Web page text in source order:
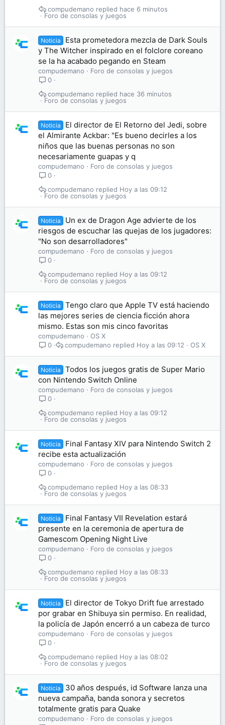
Foro de consolas y juegos
hace 6 minutos
compudemano
Noticia
Esta prometedora mezcla de Dark Souls
y The Witcher inspirado en el folclore coreano
se la ha acabado pegando en Steam
compudemano
Foro de consolas y juegos
0
Foro de consolas y juegos
hace 36 minutos
compudemano
Noticia
El director de El Retorno del Jedi, sobre
el Almirante Ackbar: "Es bueno decirles a los
niños que las buenas personas no son
necesariamente guapas y q
compudemano
Foro de consolas y juegos
0
Foro de consolas y juegos
Hoy a las 09:12
compudemano
Noticia
Un ex de Dragon Age advierte de los
riesgos de escuchar las quejas de los jugadores:
"No son desarrolladores"
compudemano
Foro de consolas y juegos
0
Foro de consolas y juegos
Hoy a las 09:12
compudemano
Noticia
Tengo claro que Apple TV está haciendo
las mejores series de ciencia ficción ahora
mismo. Estas son mis cinco favoritas
compudemano
OS X
0
OS X
Hoy a las 09:12
compudemano
Noticia
Todos los juegos gratis de Super Mario
con Nintendo Switch Online
compudemano
Foro de consolas y juegos
0
Foro de consolas y juegos
Hoy a las 09:12
compudemano
Noticia
Final Fantasy XIV para Nintendo Switch 2
recibe esta actualización
compudemano
Foro de consolas y juegos
0
Foro de consolas y juegos
Hoy a las 08:33
compudemano
Noticia
Final Fantasy VII Revelation estará
presente en la ceremonia de apertura de
Gamescom Opening Night Live
compudemano
Foro de consolas y juegos
0
Foro de consolas y juegos
Hoy a las 08:33
compudemano
Noticia
El director de Tokyo Drift fue arrestado
por grabar en Shibuya sin permiso. En realidad,
la policía de Japón encerró a un cabeza de turco
compudemano
Foro de consolas y juegos
0
Foro de consolas y juegos
Hoy a las 08:02
compudemano
Noticia
30 años después, id Software lanza una
nueva campaña, banda sonora y secretos
totalmente gratis para Quake
compudemano
Foro de consolas y juegos